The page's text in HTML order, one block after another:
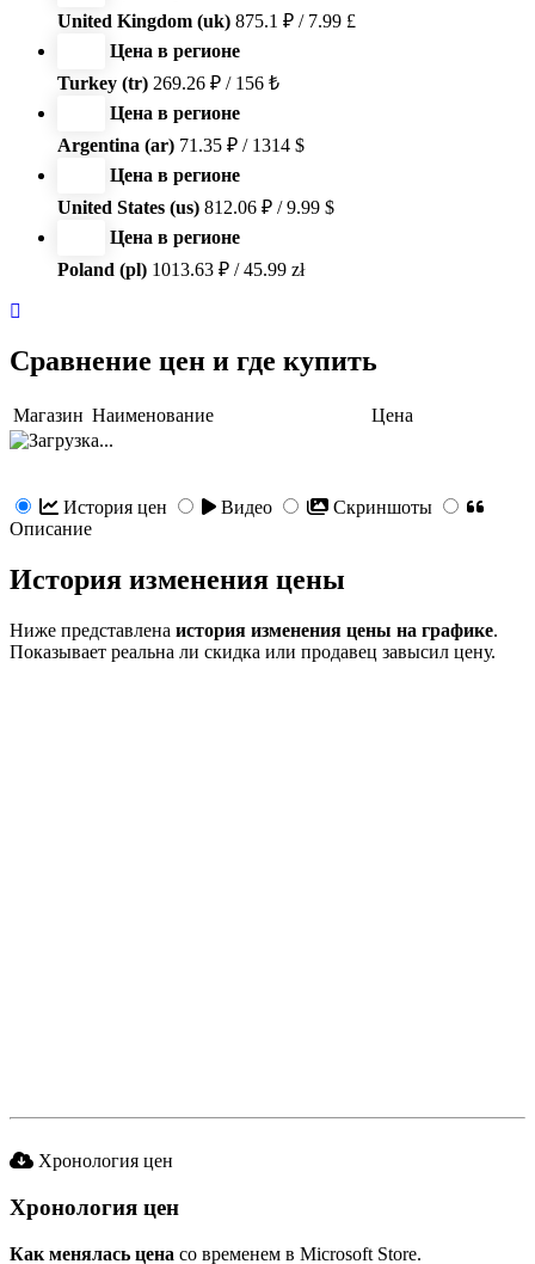
United Kingdom (uk) 875.1 ₽ / 7.99 £
Цена в регионе
Turkey (tr) 269.26 ₽ / 156 ₺
Цена в регионе
Argentina (ar) 71.35 ₽ / 1314 $
Цена в регионе
United States (us) 812.06 ₽ / 9.99 $
Цена в регионе
Poland (pl) 1013.63 ₽ / 45.99 zł
Сравнение цен и где купить
Магазин Наименование Цена
История цен Видео
Скриншоты
Описание
История изменения цены
Ниже представлена история изменения цены на графике.
Показывает реальна ли скидка или продавец завысил цену.
Хронология цен
Хронология цен
Как менялась цена со временем в Microsoft Store.